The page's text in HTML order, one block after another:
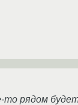
то рядом